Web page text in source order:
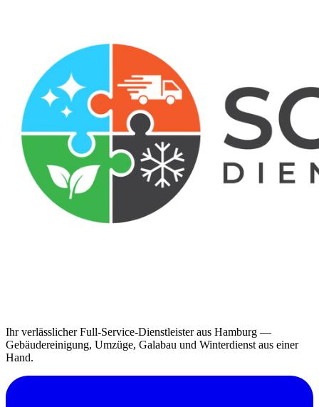
Ihr verlässlicher Full-Service-Dienstleister aus Hamburg —
Gebäudereinigung, Umzüge, Galabau und Winterdienst aus einer
Hand.